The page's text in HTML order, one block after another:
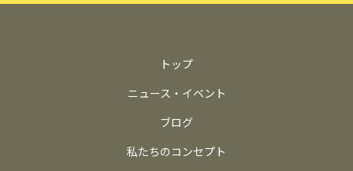
トップ
ニュース・イベント
ブログ
私たちのコンセプト